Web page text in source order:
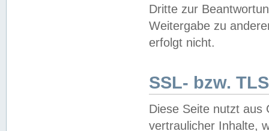
Dritte zur
Weitergabe zu
erfolgt nicht.
SSL- bzw.
Diese Seite nutzt aus
vertraulicher Inhalte,